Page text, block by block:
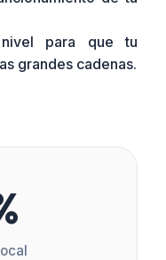
para que tu
grandes cadenas.